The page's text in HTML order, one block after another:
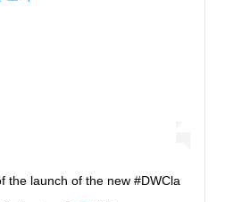
the launch of the new #DWCla